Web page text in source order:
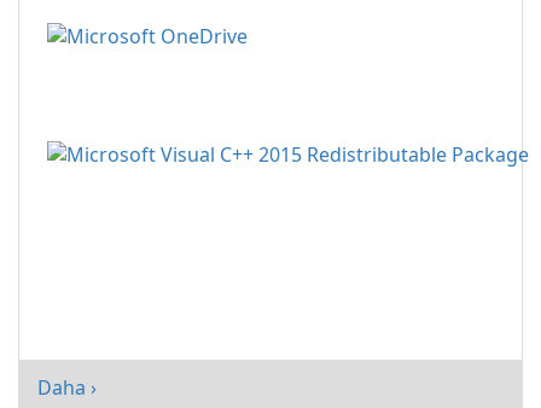
Daha ›